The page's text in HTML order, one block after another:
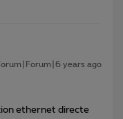
years ago
ethernet directe